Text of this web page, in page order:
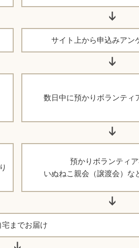
サイト上から申込みアン
数日中に預かりボランティ
預かりボランティ
いぬねこ親会（譲渡会）な
宅までお届け